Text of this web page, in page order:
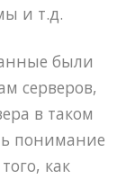
и т.д.
были
серверов,
в таком
понимание
как